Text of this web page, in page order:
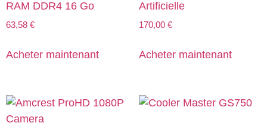
RAM DDR4 16 Go
63,58 €
Acheter maintenant
Artificielle
170,00 €
Acheter maintenant